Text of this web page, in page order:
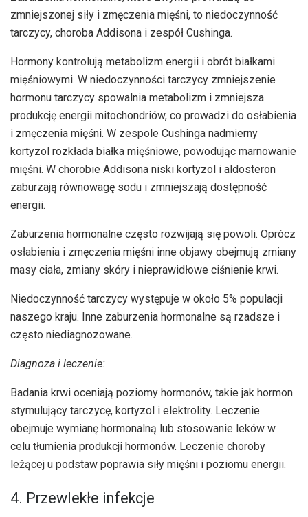
zmniejszonej siły i zmęczenia mięśni, to niedoczynność
tarczycy, choroba Addisona i zespół Cushinga.
Hormony kontrolują metabolizm energii i obrót białkami
mięśniowymi. W niedoczynności tarczycy zmniejszenie
hormonu tarczycy spowalnia metabolizm i zmniejsza
produkcję energii mitochondriów, co prowadzi do osłabienia
i zmęczenia mięśni. W zespole Cushinga nadmierny
kortyzol rozkłada białka mięśniowe, powodując marnowanie
mięśni. W chorobie Addisona niski kortyzol i aldosteron
zaburzają równowagę sodu i zmniejszają dostępność
energii.
Zaburzenia hormonalne często rozwijają się powoli. Oprócz
osłabienia i zmęczenia mięśni inne objawy obejmują zmiany
masy ciała, zmiany skóry i nieprawidłowe ciśnienie krwi.
Niedoczynność tarczycy występuje w około 5% populacji
naszego kraju. Inne zaburzenia hormonalne są rzadsze i
często niediagnozowane.
Diagnoza i leczenie:
Badania krwi oceniają poziomy hormonów, takie jak hormon
stymulujący tarczycę, kortyzol i elektrolity. Leczenie
obejmuje wymianę hormonalną lub stosowanie leków w
celu tłumienia produkcji hormonów. Leczenie choroby
leżącej u podstaw poprawia siły mięśni i poziomu energii.
4. Przewlekłe infekcje